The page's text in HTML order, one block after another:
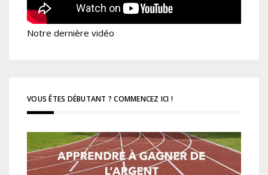
Notre dernière vidéo
VOUS ÊTES DÉBUTANT ? COMMENCEZ ICI !